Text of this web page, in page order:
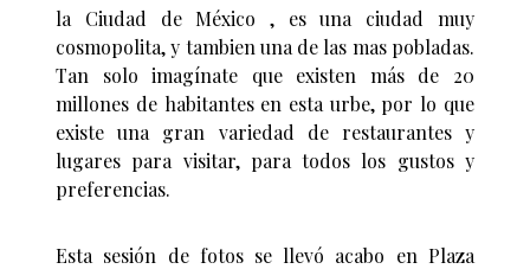
la Ciudad de México , es una ciudad muy
cosmopolita, y tambien una de las mas pobladas.
Tan solo imagínate que existen más de 20
millones de habitantes en esta urbe, por lo que
existe una gran variedad de restaurantes y
lugares para visitar, para todos los gustos y
preferencias.
Esta sesión de fotos se llevó acabo en Plaza